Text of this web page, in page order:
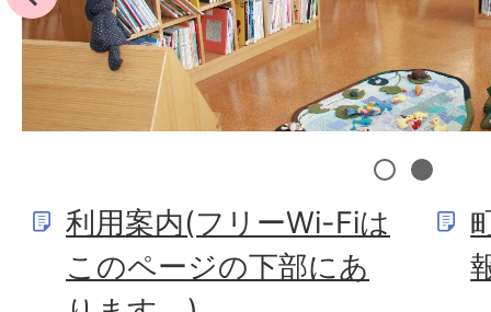
1
2
利用案内(フリーWi-Fiは
このページの下部にあ